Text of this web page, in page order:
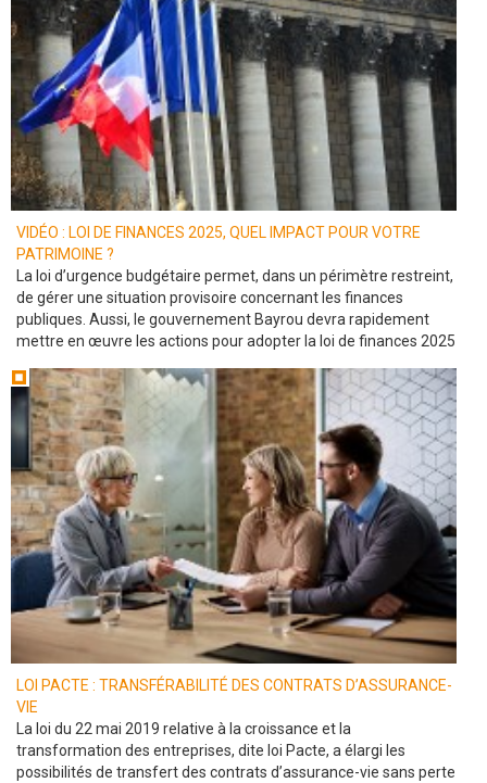
VIDÉO : LOI DE FINANCES 2025, QUEL IMPACT POUR VOTRE
PATRIMOINE ?
La loi d’urgence budgétaire permet, dans un périmètre restreint,
de gérer une situation provisoire concernant les finances
publiques. Aussi, le gouvernement Bayrou devra rapidement
mettre en œuvre les actions pour adopter la loi de finances 2025
LOI PACTE : TRANSFÉRABILITÉ DES CONTRATS D’ASSURANCE-
VIE
La loi du 22 mai 2019 relative à la croissance et la
transformation des entreprises, dite loi Pacte, a élargi les
possibilités de transfert des contrats d’assurance-vie sans perte